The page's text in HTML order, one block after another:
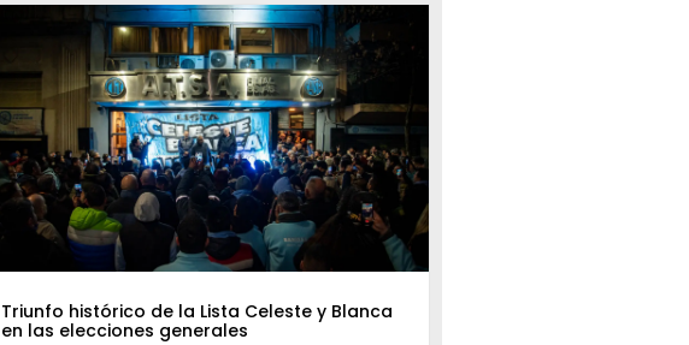
Triunfo histórico de la Lista Celeste y Blanca
en las elecciones generales